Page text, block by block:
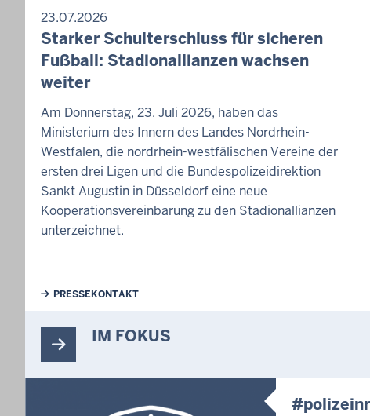
23.07.2026
Starker Schulterschluss für sicheren
Fußball: Stadionallianzen wachsen
weiter
Am Donnerstag, 23. Juli 2026, haben das
Ministerium des Innern des Landes Nordrhein-
Westfalen, die nordrhein-westfälischen Vereine der
ersten drei Ligen und die Bundespolizeidirektion
Sankt Augustin in Düsseldorf eine neue
Kooperationsvereinbarung zu den Stadionallianzen
unterzeichnet.
Weiterführende Links
PRESSEKONTAKT
IM FOKUS